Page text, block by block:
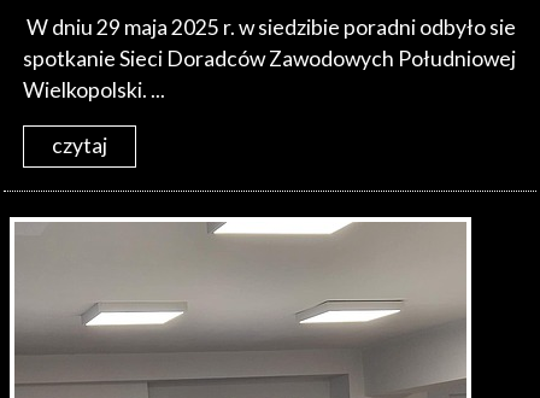
W dniu 29 maja 2025 r. w siedzibie poradni odbyło sie
spotkanie Sieci Doradców Zawodowych Południowej
Wielkopolski. ...
czytaj